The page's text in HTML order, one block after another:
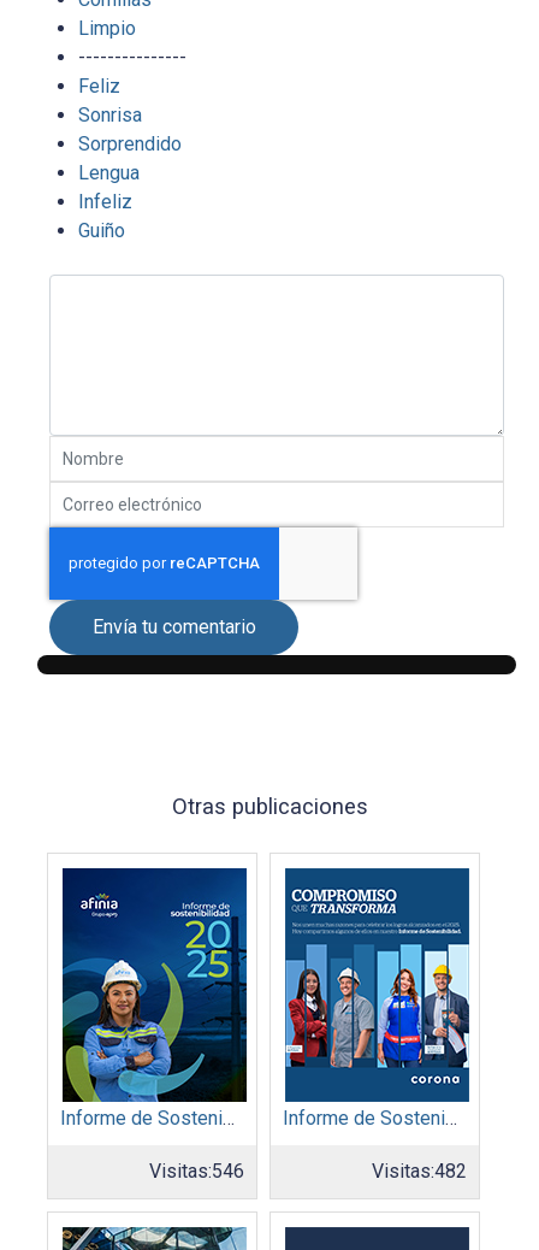
Limpio
---------------
Feliz
Sonrisa
Sorprendido
Lengua
Infeliz
Guiño
Envía tu comentario
Otras publicaciones
Informe de Sostenibilidad 2025: Afinia filial del Grupo EPM
Visitas:546
Informe de Sostenibilidad 2025: Organización Corona
Visitas:482